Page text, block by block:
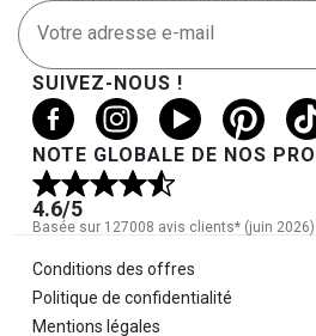
Votre adresse e-mail
SUIVEZ-NOUS !
NOTE GLOBALE DE NOS
4.6/5
Basée sur 127008 avis clients* (juin 2026)
Informations légales
Conditions des offres
Politique de confidentialité
Mentions légales